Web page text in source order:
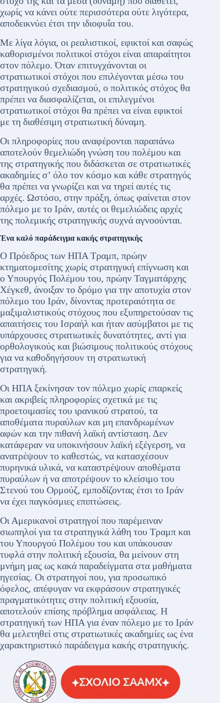
χωρίς να κάνει ούτε περισσότερα ούτε λιγότερα,
αποδεικνύει έτσι την ιδιοφυΐα του.
Με λίγα λόγια, οι ρεαλιστικοί, εφικτοί και σαφώς
καθορισμένοι πολιτικοί στόχοι είναι απαραίτητοι
στον πόλεμο. Όταν επιτυγχάνονται οι
στρατιωτικοί στόχοι που επιλέγονται μέσω του
στρατηγικού σχεδιασμού, ο πολιτικός στόχος θα
πρέπει να διασφαλίζεται, οι επιλεγμένοι
στρατιωτικοί στόχοι θα πρέπει να είναι εφικτοί
με τη διαθέσιμη στρατιωτική δύναμη.
Οι πληροφορίες που αναφέρονται παραπάνω
αποτελούν θεμελιώδη γνώση του πολέμου και
της στρατηγικής που διδάσκεται σε στρατιωτικές
ακαδημίες σ’ όλο τον κόσμο και κάθε στρατηγός
θα πρέπει να γνωρίζει και να τηρεί αυτές τις
αρχές. Ωστόσο, στην πράξη, όπως φαίνεται στον
πόλεμο με το Ιράν, αυτές οι θεμελιώδεις αρχές
της πολεμικής στρατηγικής συχνά αγνοούνται.
Ένα καλό παράδειγμα κακής στρατηγικής
Ο Πρόεδρος των ΗΠΑ Τραμπ, πρώην
κτηματομεσίτης χωρίς στρατηγική επίγνωση και
ο Υπουργός Πολέμου του, πρώην Ταγματάρχης
Χέγκεθ, άνοιξαν το δρόμο για την αποτυχία στον
πόλεμο του Ιράν, δίνοντας προτεραιότητα σε
μαξιμαλιστικούς στόχους που εξυπηρετούσαν τις
απαιτήσεις του Ισραήλ και ήταν ασύμβατοι με τις
υπάρχουσες στρατιωτικές δυνατότητες, αντί για
ορθολογικούς και βιώσιμους πολιτικούς στόχους
για να καθοδηγήσουν τη στρατιωτική
στρατηγική.
Οι ΗΠΑ ξεκίνησαν τον πόλεμο χωρίς επαρκείς
και ακριβείς πληροφορίες σχετικά με τις
προετοιμασίες του ιρανικού στρατού, τα
αποθέματα πυραύλων και μη επανδρωμένων
αφών και την πιθανή λαϊκή αντίσταση. Δεν
κατάφεραν να υποκινήσουν λαϊκή εξέγερση, να
ανατρέψουν το καθεστώς, να κατασχέσουν
πυρηνικά υλικά, να καταστρέψουν αποθέματα
πυραύλων ή να αποτρέψουν το κλείσιμο του
Στενού του Ορμούζ, εμποδίζοντας έτσι το Ιράν
να έχει παγκόσμιες επιπτώσεις.
Οι Αμερικανοί στρατηγοί που παρέμειναν
σιωπηλοί για τα στρατηγικά λάθη του Τραμπ και
του Υπουργού Πολέμου του και υπάκουσαν
τυφλά στην πολιτική εξουσία, θα μείνουν στη
μνήμη μας ως κακά παραδείγματα στα μαθήματα
ηγεσίας. Οι στρατηγοί που, για προσωπικό
όφελος, απέφυγαν να εκφράσουν στρατηγικές
πραγματικότητες στην πολιτική εξουσία,
αποτελούν επίσης πρόβλημα ασφάλειας. Η
στρατηγική των ΗΠΑ για έναν πόλεμο με το Ιράν
θα μελετηθεί στις στρατιωτικές ακαδημίες ως ένα
χαρακτηριστικό παράδειγμα κακής στρατηγικής.